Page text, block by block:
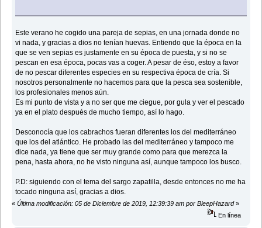
Este verano he cogido una pareja de sepias, en una jornada donde no
vi nada, y gracias a dios no tenían huevas. Entiendo que la época en la
que se ven sepias es justamente en su época de puesta, y si no se
pescan en esa época, pocas vas a coger. A pesar de éso, estoy a favor
de no pescar diferentes especies en su respectiva época de cría. Si
nosotros personalmente no hacemos para que la pesca sea sostenible,
los profesionales menos aún.
Es mi punto de vista y a no ser que me ciegue, por gula y ver el pescado
ya en el plato después de mucho tiempo, así lo hago.
Desconocía que los cabrachos fueran diferentes los del mediterráneo
que los del atlántico. He probado las del mediterráneo y tampoco me
dice nada, ya tiene que ser muy grande como para que merezca la
pena, hasta ahora, no he visto ninguna así, aunque tampoco los busco.
P.D: siguiendo con el tema del sargo zapatilla, desde entonces no me ha
tocado ninguna así, gracias a dios.
« Última modificación: 05 de Diciembre de 2019, 12:39:39 am por BleepHazard»
En línea